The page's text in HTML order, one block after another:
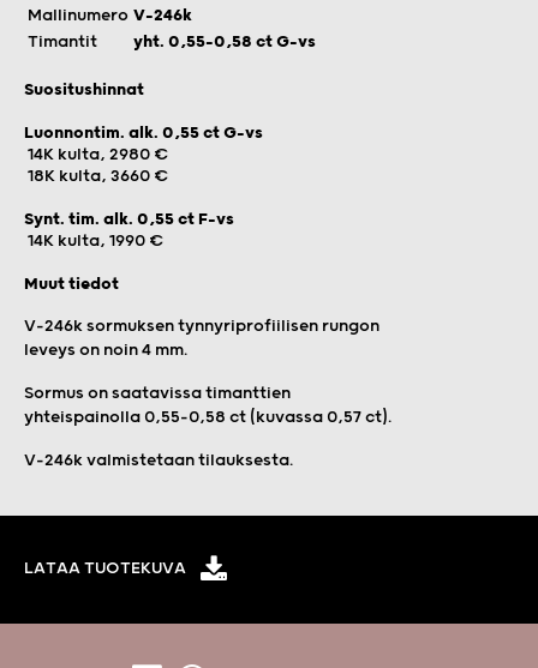
Mallinumero V-246k
Timantit
yht. 0,55–0,58 ct G-vs
Suositushinnat
Luonnontim. alk. 0,55 ct G-vs
14K kulta, 2980 €
18K kulta, 3660 €
Synt. tim. alk. 0,55 ct F-vs
14K kulta, 1990 €
Muut tiedot
V-246k sormuksen tynnyriprofiilisen rungon
leveys on noin 4 mm.
Sormus on saatavissa timanttien
yhteispainolla 0,55–0,58 ct (kuvassa 0,57 ct).
V-246k valmistetaan tilauksesta.
LATAA TUOTEKUVA